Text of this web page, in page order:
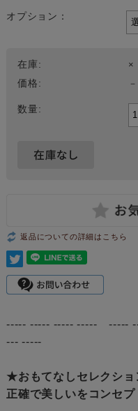
オプション：
在庫:
×
価格:
－
数量:
返品についての詳細はこちら
----- ----- ----- ----- -----
--- -----
★おもてなしセレクショ
正確で美しいをコンセ